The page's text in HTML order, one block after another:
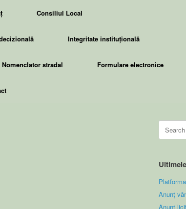
Consiliul Local
Integritate instituțională
Nomenclator stradal Formulare electronice
Search
for:
Anunț
Anunț